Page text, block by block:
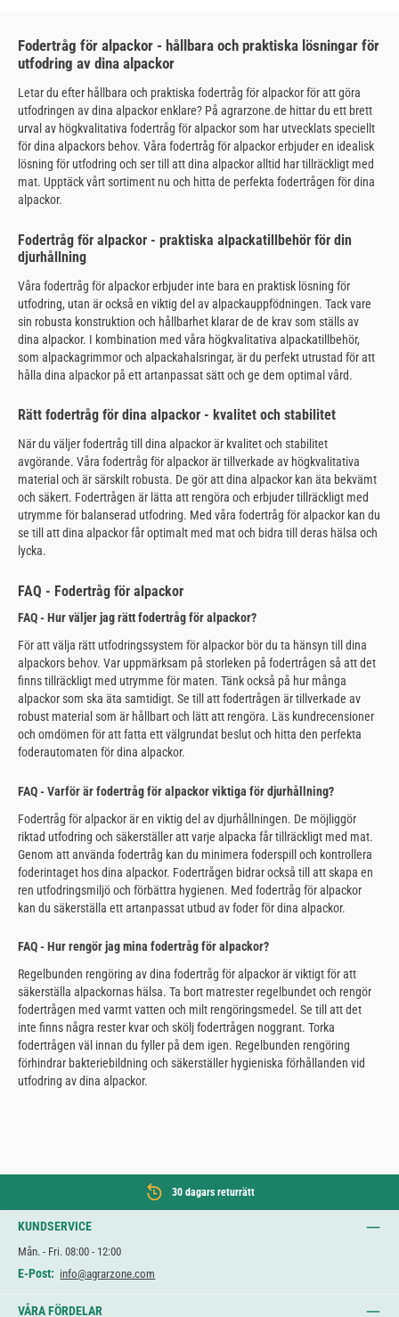
Fodertråg för alpackor - hållbara och praktiska lösningar för
utfodring av dina alpackor
Letar du efter hållbara och praktiska fodertråg för alpackor för att göra
utfodringen av dina alpackor enklare? På agrarzone.de hittar du ett brett
urval av högkvalitativa fodertråg för alpackor som har utvecklats speciellt
för dina alpackors behov. Våra fodertråg för alpackor erbjuder en idealisk
lösning för utfodring och ser till att dina alpackor alltid har tillräckligt med
mat. Upptäck vårt sortiment nu och hitta de perfekta fodertrågen för dina
alpackor.
Fodertråg för alpackor - praktiska alpackatillbehör för din
djurhållning
Våra fodertråg för alpackor erbjuder inte bara en praktisk lösning för
utfodring, utan är också en viktig del av alpackauppfödningen. Tack vare
sin robusta konstruktion och hållbarhet klarar de de krav som ställs av
dina alpackor. I kombination med våra högkvalitativa alpackatillbehör,
som alpackagrimmor och alpackahalsringar, är du perfekt utrustad för att
hålla dina alpackor på ett artanpassat sätt och ge dem optimal vård.
Rätt fodertråg för dina alpackor - kvalitet och stabilitet
När du väljer fodertråg till dina alpackor är kvalitet och stabilitet
avgörande. Våra fodertråg för alpackor är tillverkade av högkvalitativa
material och är särskilt robusta. De gör att dina alpackor kan äta bekvämt
och säkert. Fodertrågen är lätta att rengöra och erbjuder tillräckligt med
utrymme för balanserad utfodring. Med våra fodertråg för alpackor kan du
se till att dina alpackor får optimalt med mat och bidra till deras hälsa och
lycka.
FAQ - Fodertråg för alpackor
FAQ - Hur väljer jag rätt fodertråg för alpackor?
För att välja rätt utfodringssystem för alpackor bör du ta hänsyn till dina
alpackors behov. Var uppmärksam på storleken på fodertrågen så att det
finns tillräckligt med utrymme för maten. Tänk också på hur många
alpackor som ska äta samtidigt. Se till att fodertrågen är tillverkade av
robust material som är hållbart och lätt att rengöra. Läs kundrecensioner
och omdömen för att fatta ett välgrundat beslut och hitta den perfekta
foderautomaten för dina alpackor.
FAQ - Varför är fodertråg för alpackor viktiga för djurhållning?
Fodertråg för alpackor är en viktig del av djurhållningen. De möjliggör
riktad utfodring och säkerställer att varje alpacka får tillräckligt med mat.
Genom att använda fodertråg kan du minimera foderspill och kontrollera
foderintaget hos dina alpackor. Fodertrågen bidrar också till att skapa en
ren utfodringsmiljö och förbättra hygienen. Med fodertråg för alpackor
kan du säkerställa ett artanpassat utbud av foder för dina alpackor.
FAQ - Hur rengör jag mina fodertråg för alpackor?
Regelbunden rengöring av dina fodertråg för alpackor är viktigt för att
säkerställa alpackornas hälsa. Ta bort matrester regelbundet och rengör
fodertrågen med varmt vatten och milt rengöringsmedel. Se till att det
inte finns några rester kvar och skölj fodertrågen noggrant. Torka
fodertrågen väl innan du fyller på dem igen. Regelbunden rengöring
förhindrar bakteriebildning och säkerställer hygieniska förhållanden vid
utfodring av dina alpackor.
30 dagars returrätt
KUNDSERVICE
Mån. - Fri. 08:00 - 12:00
E-Post: info@agrarzone.com
VÅRA FÖRDELAR